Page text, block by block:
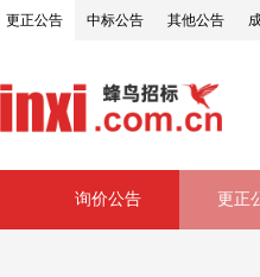
更正公告 中标公告 其他公告
询价公告 更正